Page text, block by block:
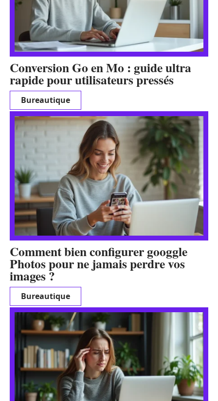
Conversion Go en Mo : guide ultra
rapide pour utilisateurs pressés
Bureautique
Comment bien configurer googgle
Photos pour ne jamais perdre vos
images ?
Bureautique